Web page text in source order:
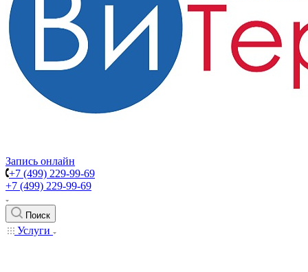
Запись онлайн
+7 (499) 229-99-69
+7 (499) 229-99-69
Поиск
Услуги